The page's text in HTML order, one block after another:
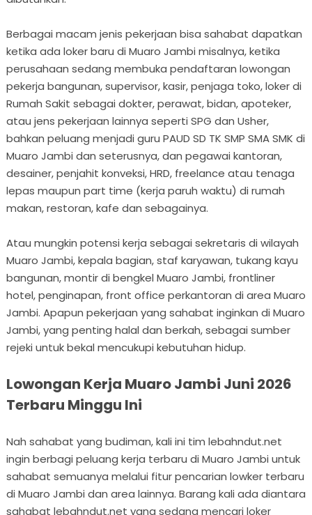
Berbagai macam jenis pekerjaan bisa sahabat dapatkan
ketika ada loker baru di Muaro Jambi misalnya, ketika
perusahaan sedang membuka pendaftaran lowongan
pekerja bangunan, supervisor, kasir, penjaga toko, loker di
Rumah Sakit sebagai dokter, perawat, bidan, apoteker,
atau jens pekerjaan lainnya seperti SPG dan Usher,
bahkan peluang menjadi guru PAUD SD TK SMP SMA SMK di
Muaro Jambi dan seterusnya, dan pegawai kantoran,
desainer, penjahit konveksi, HRD, freelance atau tenaga
lepas maupun part time (kerja paruh waktu) di rumah
makan, restoran, kafe dan sebagainya.
Atau mungkin potensi kerja sebagai sekretaris di wilayah
Muaro Jambi, kepala bagian, staf karyawan, tukang kayu
bangunan, montir di bengkel Muaro Jambi, frontliner
hotel, penginapan, front office perkantoran di area Muaro
Jambi. Apapun pekerjaan yang sahabat inginkan di Muaro
Jambi, yang penting halal dan berkah, sebagai sumber
rejeki untuk bekal mencukupi kebutuhan hidup.
Lowongan Kerja Muaro Jambi Juni 2026
Terbaru Minggu Ini
Nah sahabat yang budiman, kali ini tim lebahndut.net
ingin berbagi peluang kerja terbaru di Muaro Jambi untuk
sahabat semuanya melalui fitur pencarian lowker terbaru
di Muaro Jambi dan area lainnya. Barang kali ada diantara
sahabat lebahndut.net yang sedang mencari loker